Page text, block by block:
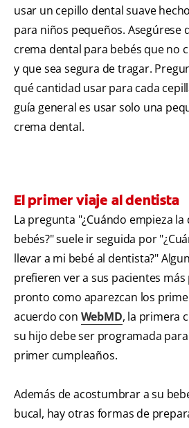
usar un cepillo dental suave
para niños pequeños. Asegúrese
crema dental para bebés que no
y que sea segura de tragar.
qué cantidad usar para cada
guía general es usar solo una
crema dental.
El primer viaje al dentista
La pregunta "¿Cuándo empieza
bebés?" suele ir seguida por
llevar a mi bebé al dentista?"
prefieren ver a sus pacientes
pronto como aparezcan los
acuerdo con WebMD, la primera
su hijo debe ser programada
primer cumpleaños.
Además de acostumbrar a su
bucal, hay otras formas de